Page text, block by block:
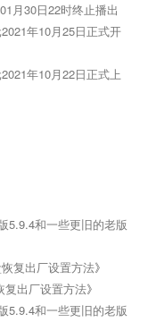
月30日22时终止播出
年10月25日正式开
年10月22日正式上
5.9.4和一些更旧的老版
复出厂设置方法》
复出厂设置方法》
5.9.4和一些更旧的老版